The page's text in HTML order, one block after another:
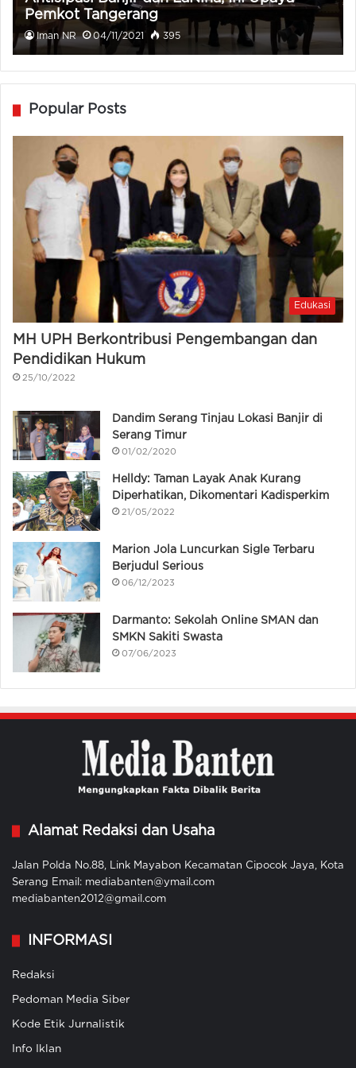
Pemkot Tangerang
Iman NR 04/11/2021 395
Popular Posts
Edukasi
MH UPH Berkontribusi Pengembangan dan
Pendidikan Hukum
25/10/2022
Dandim Serang Tinjau Lokasi Banjir di
Serang Timur
01/02/2020
Helldy: Taman Layak Anak Kurang
Diperhatikan, Dikomentari Kadisperkim
21/05/2022
Marion Jola Luncurkan Sigle Terbaru
Berjudul Serious
06/12/2023
Darmanto: Sekolah Online SMAN dan
SMKN Sakiti Swasta
07/06/2023
Alamat Redaksi dan Usaha
Jalan Polda No.88, Link Mayabon Kecamatan Cipocok Jaya, Kota
Serang Email: mediabanten@ymail.com
mediabanten2012@gmail.com
INFORMASI
Redaksi
Pedoman Media Siber
Kode Etik Jurnalistik
Info Iklan